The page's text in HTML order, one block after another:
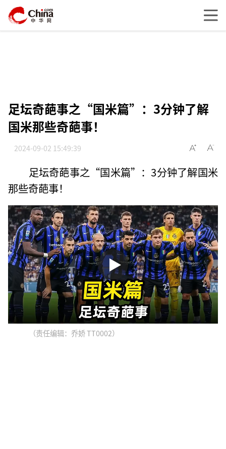
足坛奇葩事之“国米篇”：3分钟了解
国米那些奇葩事！
2024-09-02 15:49:39
足坛奇葩事之“国米篇”：3分钟了解国米
那些奇葩事！
（责任编辑：乔娇 TT0002）